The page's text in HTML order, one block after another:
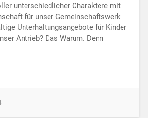
unterschiedlicher Charaktere mit
für unser Gemeinschaftswerk
Unterhaltungsangebote für Kinder
Antrieb? Das Warum. Denn